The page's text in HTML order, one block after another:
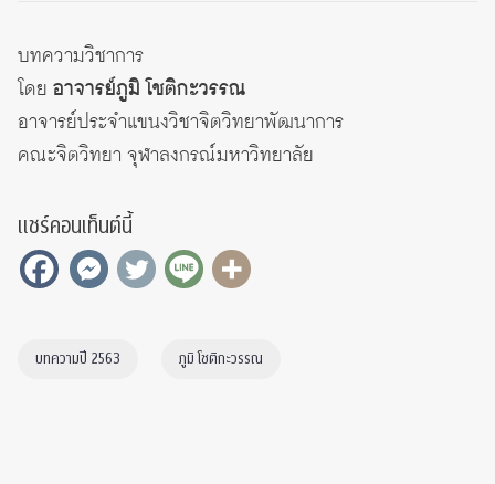
บทความวิชาการ
โดย อาจารย์ภูมิ โชติกะวรรณ
อาจารย์ประจำแขนงวิชาจิตวิทยาพัฒนาการ
คณะจิตวิทยา จุฬาลงกรณ์มหาวิทยาลัย
แชร์คอนเท็นต์นี้
บทความปี 2563 ภูมิ โชติกะวรรณ